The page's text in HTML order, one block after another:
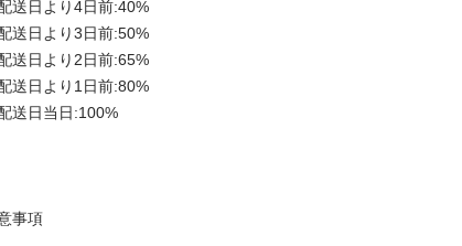
送日より4日前:40%
送日より3日前:50%
送日より2日前:65%
送日より1日前:80%
送日当日:100%
事項